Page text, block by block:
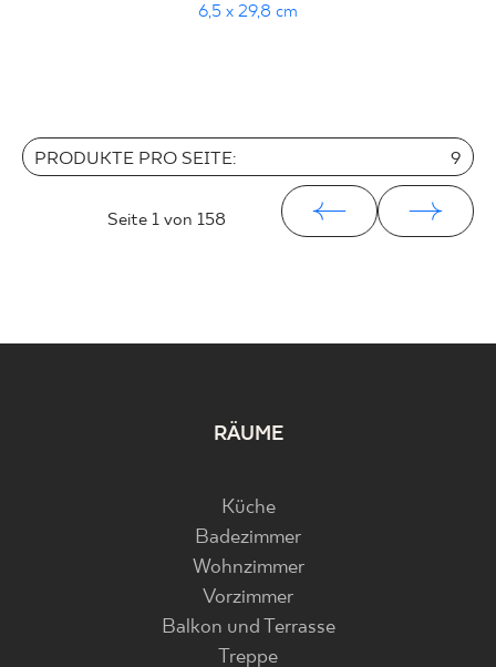
6,5 x 29,8 cm
PRODUKTE PRO SEITE: 9
Seite 1 von 158
RÄUME
Küche
Badezimmer
Wohnzimmer
Vorzimmer
Balkon und Terrasse
Treppe